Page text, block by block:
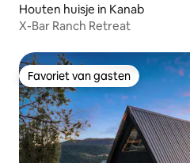
Houten huisje in Kanab
X-Bar Ranch Retreat
Favoriet van gasten
Favoriet van gasten